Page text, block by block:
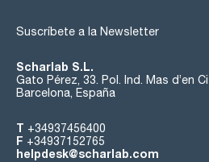
Suscríbete a la Newsletter
Scharlab S.L.
Gato Pérez, 33. Pol. Ind. Mas d’en
Barcelona, España
T +34937456400
F +34937152765
helpdesk@scharlab.com